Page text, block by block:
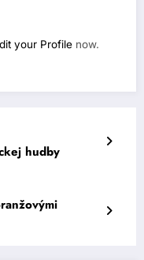
your Profile now.
hudby